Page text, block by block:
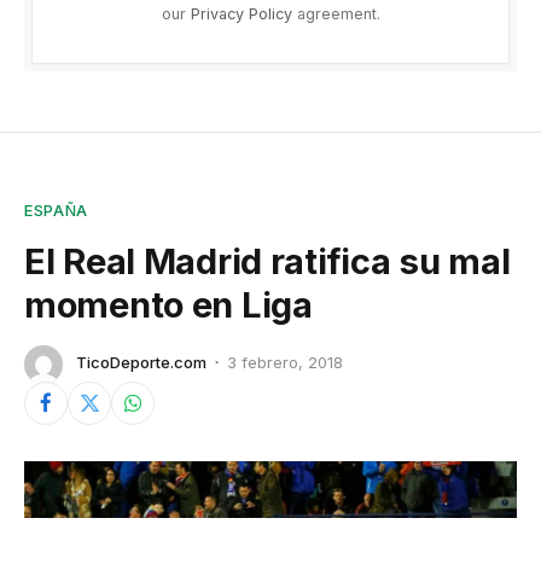
our Privacy Policyagreement.
ESPAÑA
El Real Madrid ratifica su mal
momento en Liga
TicoDeporte.com 3 febrero, 2018